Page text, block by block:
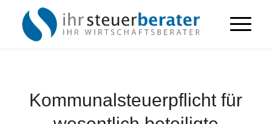
Kommunalsteuerpflicht für